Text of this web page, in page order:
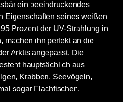
ein beeindruckendes
Eigenschaften seines weißen
Prozent der UV-Strahlung in
machen ihn perfekt an die
Arktis angepasst. Die
hauptsächlich aus
Krabben, Seevögeln,
sogar Flachfischen.